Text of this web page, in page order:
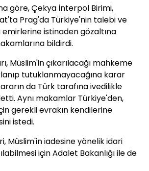
göre, Çekya İnterpol Birimi,
Prag'da Türkiye'nin talebi ve
istinaden gözaltına
bildirdi.
Müslim'in çıkarılacağı mahkeme
tutuklanmayacağına karar
da Türk tarafına ivedilikle
Aynı makamlar Türkiye'den,
gerekli evrakın kendilerine
istedi.
Müslim'in iadesine yönelik idari
için Adalet Bakanlığı ile de